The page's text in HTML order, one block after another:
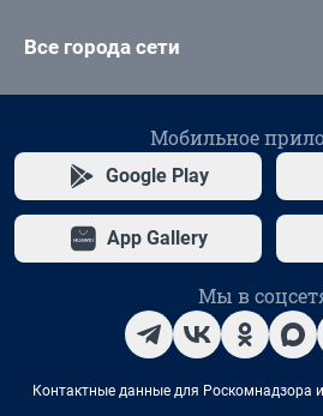
Все города сети
Мобильное
Google Play
App Gallery
Мы в
Контактные данные для Роскомнадзора